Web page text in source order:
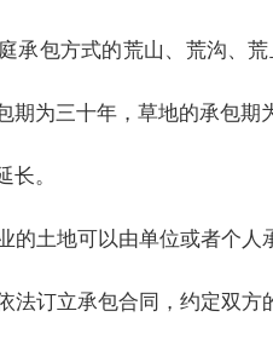
承包方式的荒山、荒沟、
期为三十年，草地的承包
长。
的土地可以由单位或者个
法订立承包合同，约定双